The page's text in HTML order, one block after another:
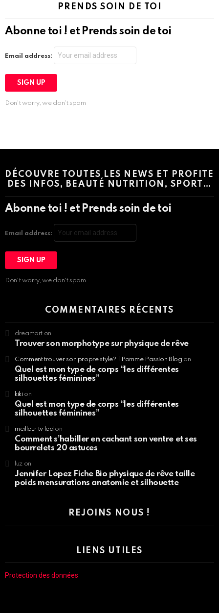
PRENDS SOIN DE TOI
Abonne toi ! et Prends soin de toi
Email address:
Don't worry, we don't spam
DÉCOUVRE TOUTES LES NEWS ET PROFITE
DES INFOS, BEAUTÉ NUTRITION, SPORT…
Abonne toi ! et Prends soin de toi
Email address:
Don't worry, we don't spam
COMMENTAIRES RÉCENTS
dreamart on
Trouver son morphotype sur physique de rêve
Comment trouver son propre style? | Pomme Passion Blog on
Quel est mon type de corps “les différentes
silhouettes féminines”
kikion
Quel est mon type de corps “les différentes
silhouettes féminines”
meilleur tv led on
Comment s’habiller en cachant son ventre et ses
bourrelets 20 astuces
luzon
Jennifer Lopez Fiche Bio physique de rêve taille
poids mensurations anatomie et silhouette
REJOINS NOUS !
LIENS UTILES
Protection des données